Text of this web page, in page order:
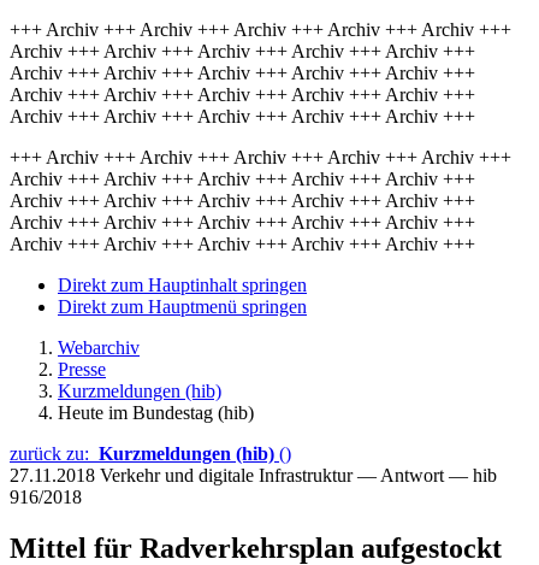
+++ Archiv +++ Archiv +++ Archiv +++ Archiv +++ Archiv +++
Archiv +++ Archiv +++ Archiv +++ Archiv +++ Archiv +++
Archiv +++ Archiv +++ Archiv +++ Archiv +++ Archiv +++
Archiv +++ Archiv +++ Archiv +++ Archiv +++ Archiv +++
Archiv +++ Archiv +++ Archiv +++ Archiv +++ Archiv +++
+++ Archiv +++ Archiv +++ Archiv +++ Archiv +++ Archiv +++
Archiv +++ Archiv +++ Archiv +++ Archiv +++ Archiv +++
Archiv +++ Archiv +++ Archiv +++ Archiv +++ Archiv +++
Archiv +++ Archiv +++ Archiv +++ Archiv +++ Archiv +++
Archiv +++ Archiv +++ Archiv +++ Archiv +++ Archiv +++
Direkt zum Hauptinhalt springen
Direkt zum Hauptmenü springen
Webarchiv
Presse
Kurzmeldungen (hib)
Heute im Bundestag (hib)
zurück zu: Kurzmeldungen (hib) ()
27.11.2018 Verkehr und digitale Infrastruktur — Antwort — hib
916/2018
Mittel für Radverkehrsplan aufgestockt